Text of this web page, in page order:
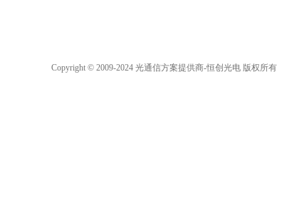
Copyright © 2009-2024 光通信方案提供商-恒创光电 版权所有